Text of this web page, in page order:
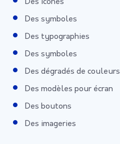
Des symboles
Des typographies
Des symboles
Des dégradés de couleurs
Des modèles pour écran
Des boutons
Des imageries